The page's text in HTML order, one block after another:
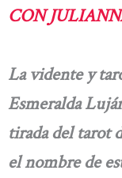
CON
La vidente y
Esmeralda
tirada del tarot
el nombre de